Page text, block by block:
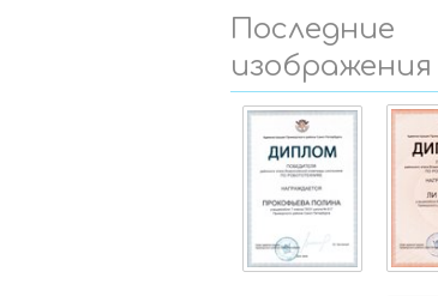
Последние
изображения